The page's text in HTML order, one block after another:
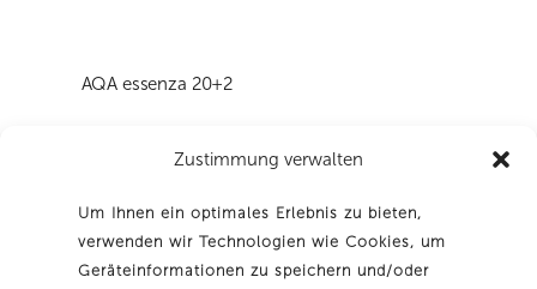
Zustimmung verwalten
Um Ihnen ein optimales Erlebnis zu bieten,
verwenden wir Technologien wie Cookies, um
Geräteinformationen zu speichern und/oder
AQA essenza 20+2